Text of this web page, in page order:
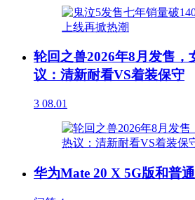
轮回之兽2026年8月发售，
议：清新耐看VS着装保守
3 08.01
华为Mate 20 X 5G版和普